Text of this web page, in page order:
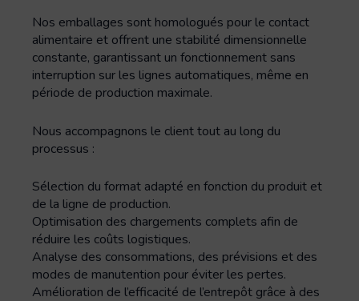
Nos emballages sont homologués pour le contact
alimentaire et offrent une stabilité dimensionnelle
constante, garantissant un fonctionnement sans
interruption sur les lignes automatiques, même en
période de production maximale.
Nous accompagnons le client tout au long du
processus :
Sélection du format adapté en fonction du produit et
de la ligne de production.
Optimisation des chargements complets afin de
réduire les coûts logistiques.
Analyse des consommations, des prévisions et des
modes de manutention pour éviter les pertes.
Amélioration de l’efficacité de l’entrepôt grâce à des